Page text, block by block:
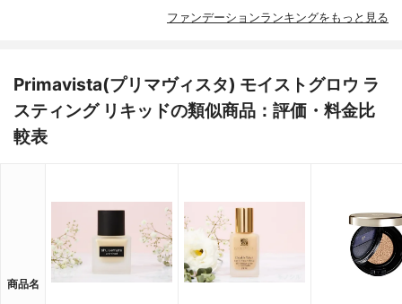
ファンデーションランキングをもっと見る
Primavista(プリマヴィスタ) モイストグロウ ラ
スティング リキッドの類似商品：評価・料金比
較表
商品名